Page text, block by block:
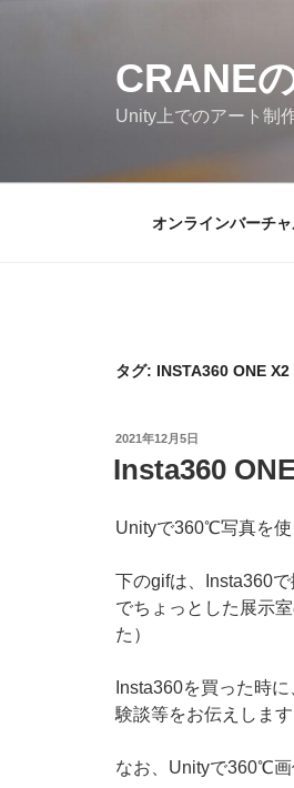
CRANE
Unity上でのアート制
オンラインバーチ
タグ: INSTA360 ONE X2
投
日:
2021年12月5日
Insta360
Unityで360℃写真を使
下のgifは、Insta360
でちょっとした展示
た）
Insta360を買った時
験談等をお伝えします
なお、Unityで360℃画